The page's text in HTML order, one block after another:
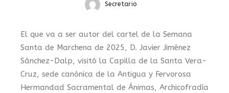
Secretario
El que va a ser autor del cartel de la Semana
Santa de Marchena de 2025, D. Javier Jiménez
Sánchez-Dalp, visitó la Capilla de la Santa Vera-
Cruz, sede canónica de la Antigua y Fervorosa
Hermandad Sacramental de Ánimas, Archicofradía